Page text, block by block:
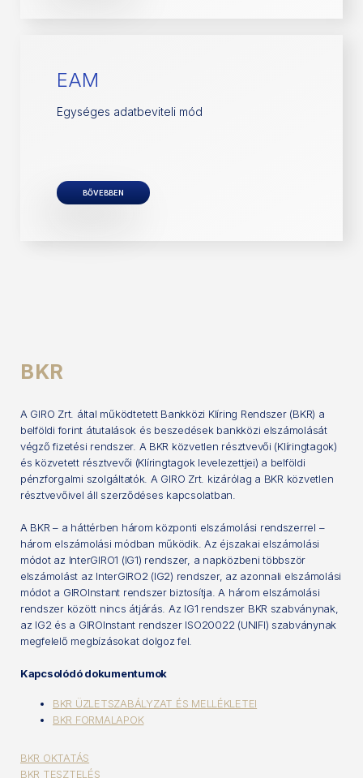
EAM
Egységes adatbeviteli mód
BŐVEBBEN
BKR
A GIRO Zrt. által működtetett Bankközi Klíring Rendszer (BKR) a
belföldi forint átutalások és beszedések bankközi elszámolását
végző fizetési rendszer. A BKR közvetlen résztvevői (Klíringtagok)
és közvetett résztvevői (Klíringtagok levelezettjei) a belföldi
pénzforgalmi szolgáltatók. A GIRO Zrt. kizárólag a BKR közvetlen
résztvevőivel áll szerződéses kapcsolatban.
A BKR – a háttérben három központi elszámolási rendszerrel –
három elszámolási módban működik. Az éjszakai elszámolási
módot az InterGIRO1 (IG1) rendszer, a napközbeni többször
elszámolást az InterGIRO2 (IG2) rendszer, az azonnali elszámolási
módot a GIROInstant rendszer biztosítja. A három elszámolási
rendszer között nincs átjárás. Az IG1 rendszer BKR szabványnak,
az IG2 és a GIROInstant rendszer ISO20022 (UNIFI) szabványnak
megfelelő megbízásokat dolgoz fel.
Kapcsolódó dokumentumok
BKR ÜZLETSZABÁLYZAT ÉS MELLÉKLETEI
BKR FORMALAPOK
BKR OKTATÁS
BKR TESZTELÉS